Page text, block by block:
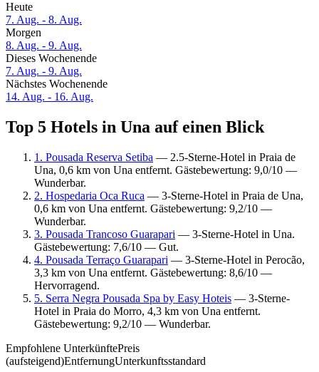
Heute
7. Aug. - 8. Aug.
Morgen
8. Aug. - 9. Aug.
Dieses Wochenende
7. Aug. - 9. Aug.
Nächstes Wochenende
14. Aug. - 16. Aug.
Top 5 Hotels in Una auf einen Blick
1. Pousada Reserva Setiba — 2.5-Sterne-Hotel in Praia de
Una, 0,6 km von Una entfernt. Gästebewertung: 9,0/10 —
Wunderbar.
2. Hospedaria Oca Ruca — 3-Sterne-Hotel in Praia de Una,
0,6 km von Una entfernt. Gästebewertung: 9,2/10 —
Wunderbar.
3. Pousada Trancoso Guarapari — 3-Sterne-Hotel in Una.
Gästebewertung: 7,6/10 — Gut.
4. Pousada Terraço Guarapari — 3-Sterne-Hotel in Perocão,
3,3 km von Una entfernt. Gästebewertung: 8,6/10 —
Hervorragend.
5. Serra Negra Pousada Spa by Easy Hoteis — 3-Sterne-
Hotel in Praia do Morro, 4,3 km von Una entfernt.
Gästebewertung: 9,2/10 — Wunderbar.
Empfohlene UnterkünftePreis
(aufsteigend)EntfernungUnterkunftsstandard